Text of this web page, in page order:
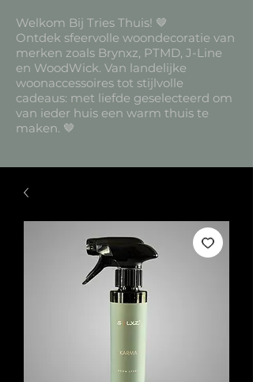
Welkom Bij Tries Thuis! 🤎
Ontdek sfeervolle woondecoratie van
merken zoals Brynxz, PTMD, J-Line
en WoodWick. Van landelijke
woonaccessoires tot stijlvolle
cadeaus: met liefde geselecteerd om
van ieder huis een warm thuis te
maken. 🤎